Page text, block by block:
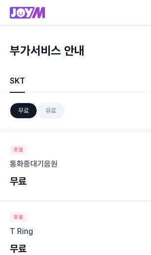
부가서비스 안내
SKT
무료 유료
후불
통화중대기음원
무료
후불
T Ring
무료